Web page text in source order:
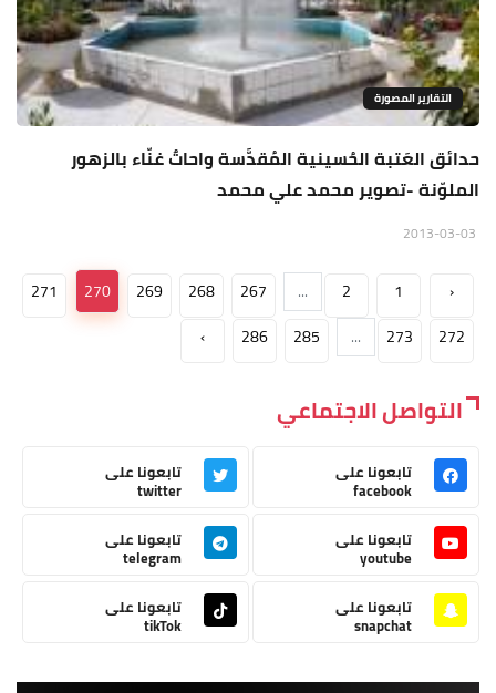
التقارير المصورة
حدائق العَتبة الحُسينية المُقدَّسة واحاتٌ غنّاء بالزهور
الملوّنة -تصوير محمد علي محمد
‹
1
2
...
267
268
269
270
271
272
273
...
285
286
›
التواصل الاجتماعي
تابعونا على
facebook
تابعونا على
twitter
تابعونا على
youtube
تابعونا على
telegram
تابعونا على
snapchat
تابعونا على
tikTok